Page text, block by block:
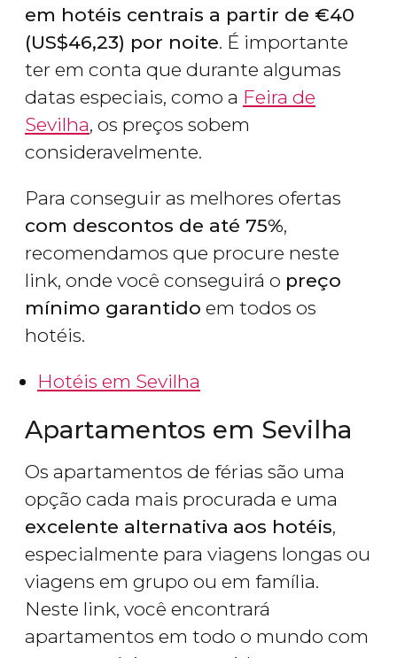
em hotéis centrais a partir de €40
(US$46,23) por noite. É importante
ter em conta que durante algumas
datas especiais, como a Feira de
Sevilha, os preços sobem
consideravelmente.
Para conseguir as melhores ofertas
com descontos de até 75%,
recomendamos que procure neste
link, onde você conseguirá o preço
mínimo garantido em todos os
hotéis.
Hotéis em Sevilha
Apartamentos em Sevilha
Os apartamentos de férias são uma
opção cada mais procurada e uma
excelente alternativa aos hotéis,
especialmente para viagens longas ou
viagens em grupo ou em família.
Neste link, você encontrará
apartamentos em todo o mundo com